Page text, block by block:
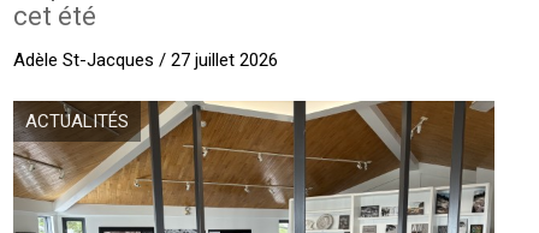
cet été
Adèle St-Jacques / 27 juillet 2026
ACTUALITÉS